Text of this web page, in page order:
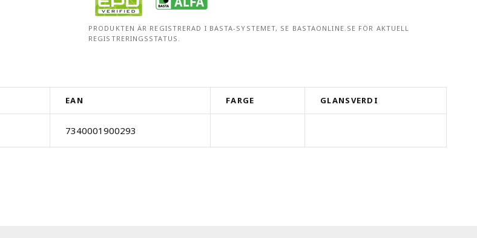
PRODUKTEN ÄR REGISTRERAD I BASTA-SYSTEMET, SE BASTAONLINE.SE FÖR AKTUELL
REGISTRERINGSSTATUS.
EAN FARGE GLANSVERDI
7340001900293